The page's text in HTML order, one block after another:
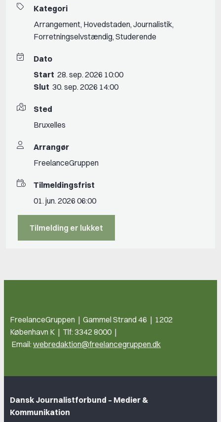
Kategori
Arrangement, Hovedstaden, Journalistik,
Forretningselvstændig, Studerende
Dato
Start 28. sep. 2026 10:00
Slut 30. sep. 2026 14:00
Sted
Bruxelles
Arrangør
FreelanceGruppen
Tilmeldingsfrist
01. jun. 2026 06:00
Tilmelding er lukket
FreelanceGruppen | Gammel Strand 46 | 1202
København K | Tlf: 3342 8000 |
Email: webredaktion@freelancegruppen.dk
Dansk Journalistforbund – Medier &
Kommunikation